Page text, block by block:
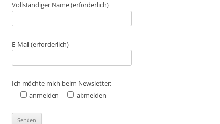
Vollständiger Name (erforderlich)
E-Mail (erforderlich)
Ich möchte mich beim Newsletter:
anmelden
abmelden